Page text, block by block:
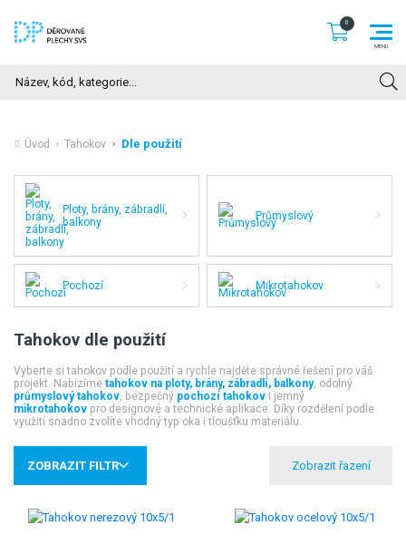
Úvod Tahokov Dle použití
Ploty, brány, zábradlí,
balkony
Průmyslový
Pochozí Mikrotahokov
Tahokov dle použití
Vyberte si tahokov podle použití a rychle najděte správné řešení pro váš
projekt. Nabízíme tahokov na ploty, brány, zábradlí, balkony, odolný
průmyslový tahokov, bezpečný pochozí tahokov i jemný
mikrotahokov pro designové a technické aplikace. Díky rozdělení podle
využití snadno zvolíte vhodný typ oka i tloušťku materiálu.
ZOBRAZIT FILTR